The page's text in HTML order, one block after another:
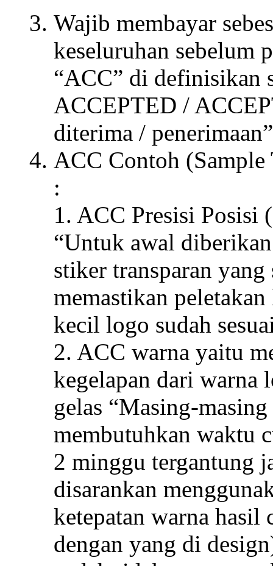
Wajib membayar
keseluruhan sebelum
“ACC” di definisikan
ACCEPTED /
diterima /
ACC Contoh
:
1. ACC Presisi Posisi
“Untuk awal
stiker transparan
memastikan
kecil logo sudah
2. ACC warna yaitu
kegelapan dari warna
gelas “Masing-
membutuhkan waktu
2 minggu tergantung
disarankan
ketepatan warna hasil
dengan yang di